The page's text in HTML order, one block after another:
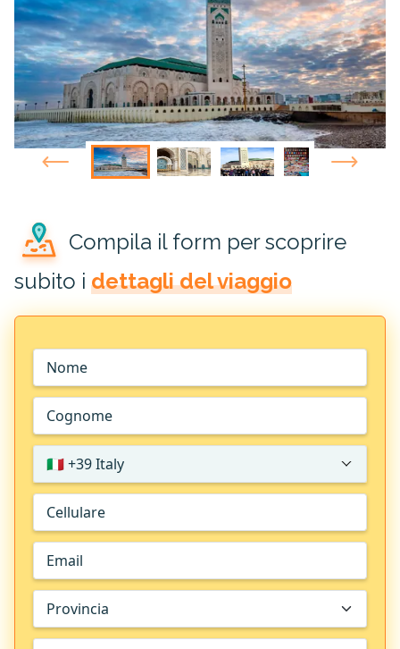
Compila il form per scoprire
subito i dettagli del viaggio
🇮🇹 +39 Italy